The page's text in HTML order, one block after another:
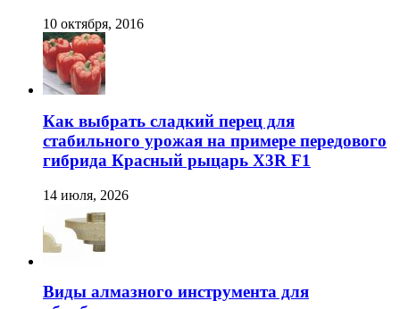
10 октября, 2016
Как выбрать сладкий перец для
стабильного урожая на примере передового
гибрида Красный рыцарь X3R F1
14 июля, 2026
Виды алмазного инструмента для